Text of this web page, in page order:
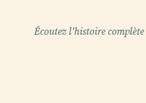
Écoutez l'histoire